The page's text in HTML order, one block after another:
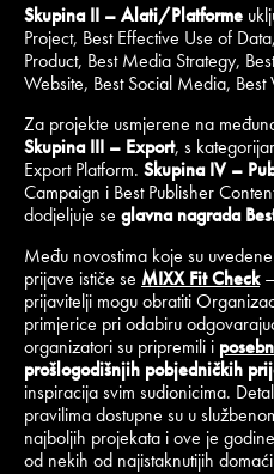
Skupina II – Alati/Platforme
Project, Best Effective Use of
Product, Best Media Strategy,
Website, Best Social Media,
Za projekte usmjerene na
Skupina III – Export, s
Export Platform. Skupina IV –
Campaign i Best Publisher
dodjeljuje se glavna nagrada
Među novostima koje su
prijave ističe se MIXX Fit Check–
prijavitelji mogu obratiti
primjerice pri odabiru
organizatori su pripremili i
prošlogodišnjih pobjedničkih
inspiracija svim sudionicima.
pravilima dostupne su u
najboljih projekata i ove je
od nekih od najistaknutijih